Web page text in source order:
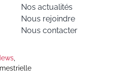
Nos actualités
Nous rejoindre
Nous contacter
,